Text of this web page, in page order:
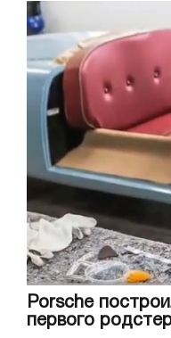
Porsche
первого